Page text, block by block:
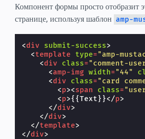
Компонент формы просто отобразит
странице, используя шаблон amp-
<div submit-success>
<template type="amp-
<div class="comment-
<amp-img width="44"
<div class="card
<p><span class=
<p>{{Text}}</p>
</div>
</div>
</template>
</div>